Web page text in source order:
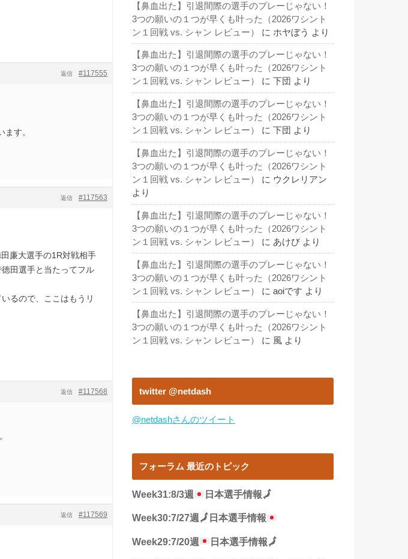
#117555
返信
す。
#117563
返信
廉大選手の1R対戦相手
田選手と当たってフル
るので、ここはもうリ
#117568
返信
#117569
返信
【鼻血出た】引退間際の選手のプレーじゃない！
3つの願いの１つが早くも叶った（2026ワシント
ン１回戦 vs. シャン レビュー）
に ホヤぼう より
【鼻血出た】引退間際の選手のプレーじゃない！
3つの願いの１つが早くも叶った（2026ワシント
ン１回戦 vs. シャン レビュー）
に 下団 より
【鼻血出た】引退間際の選手のプレーじゃない！
3つの願いの１つが早くも叶った（2026ワシント
ン１回戦 vs. シャン レビュー）
に 下団 より
【鼻血出た】引退間際の選手のプレーじゃない！
3つの願いの１つが早くも叶った（2026ワシント
ン１回戦 vs. シャン レビュー）
に ウクレリアン
より
【鼻血出た】引退間際の選手のプレーじゃない！
3つの願いの１つが早くも叶った（2026ワシント
ン１回戦 vs. シャン レビュー）
に あけび より
【鼻血出た】引退間際の選手のプレーじゃない！
3つの願いの１つが早くも叶った（2026ワシント
ン１回戦 vs. シャン レビュー）
に aoiです より
【鼻血出た】引退間際の選手のプレーじゃない！
3つの願いの１つが早くも叶った（2026ワシント
ン１回戦 vs. シャン レビュー）
に 風 より
twitter @netdash
@netdashさんのツイート
フォーラム 最近のトピック
Week31:8/3週 日本選手情報🗾
Week30:7/27週🗾 日本選手情報
Week29:7/20週 日本選手情報🗾